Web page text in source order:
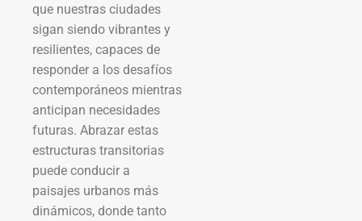
que nuestras ciudades
sigan siendo vibrantes y
resilientes, capaces de
responder a los desafíos
contemporáneos mientras
anticipan necesidades
futuras. Abrazar estas
estructuras transitorias
puede conducir a
paisajes urbanos más
dinámicos, donde tanto